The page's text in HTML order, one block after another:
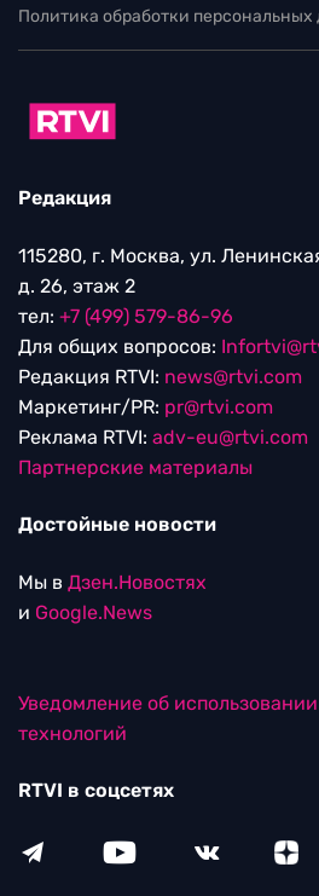
Политика обработки персональных
Редакция
115280, г. Москва, ул.
д. 26, этаж 2
тел: +7 (499) 579-86-96
Для общих вопросов:
Редакция RTVI: news@rtvi.com
Маркетинг/PR: pr@rtvi.com
Реклама RTVI: adv-eu@rtvi.com
Партнерские материалы
Достойные новости
Мы в Дзен.Новостях
и Google.News
Уведомление об
технологий
RTVI в соцсетях